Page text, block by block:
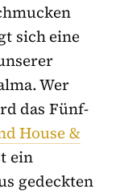
sich eine
Wer
das Fünf-
House &
ein
gedeckten